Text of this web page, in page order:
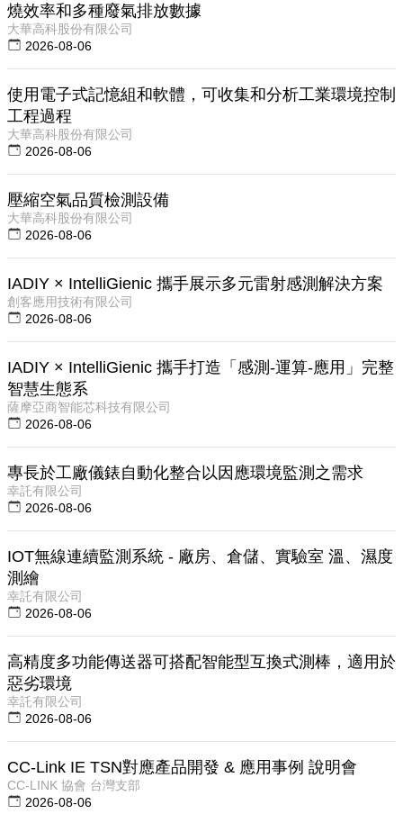
燒效率和多種廢氣排放數據
大華高科股份有限公司
2026-08-06
使用電子式記憶組和軟體，可收集和分析工業環境控制
工程過程
大華高科股份有限公司
2026-08-06
壓縮空氣品質檢測設備
大華高科股份有限公司
2026-08-06
IADIY × IntelliGienic 攜手展示多元雷射感測解決方案
創客應用技術有限公司
2026-08-06
IADIY × IntelliGienic 攜手打造「感測-運算-應用」完整
智慧生態系
薩摩亞商智能芯科技有限公司
2026-08-06
專長於工廠儀錶自動化整合以因應環境監測之需求
幸託有限公司
2026-08-06
IOT無線連續監測系統 - 廠房、倉儲、實驗室 溫、濕度
測繪
幸託有限公司
2026-08-06
高精度多功能傳送器可搭配智能型互換式測棒，適用於
惡劣環境
幸託有限公司
2026-08-06
CC-Link IE TSN對應產品開發 & 應用事例 說明會
CC-LINK 協會 台灣支部
2026-08-06